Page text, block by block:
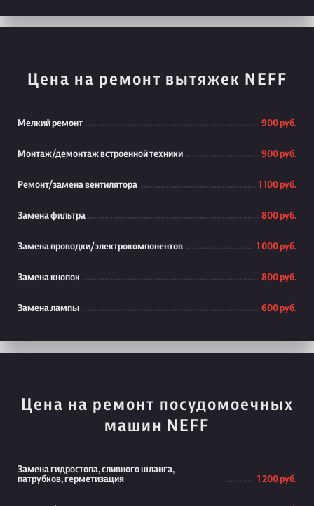
Цена на ремонт вытяжек NEFF
Мелкий ремонт 900 руб.
Монтаж/демонтаж встроенной техники 900 руб.
Ремонт/замена вентилятора 1 100 руб.
Замена фильтра 800 руб.
Замена проводки/электрокомпонентов 1 000 руб.
Замена кнопок 800 руб.
Замена лампы 600 руб.
Цена на ремонт посудомоечных
машин NEFF
Замена гидростопа, сливного шланга,
патрубков, герметизация
1 200 руб.